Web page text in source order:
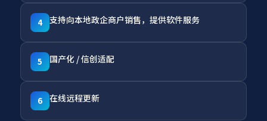
4 支持向本地政企商户销售，提供软件服务
5 国产化 / 信创适配
6 在线远程更新